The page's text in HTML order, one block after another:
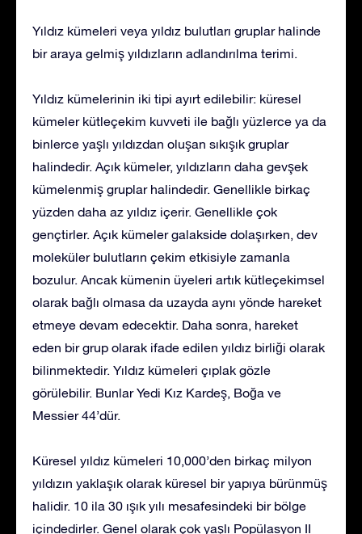
Yıldız kümeleri veya yıldız bulutları gruplar halinde
bir araya gelmiş yıldızların adlandırılma terimi.
Yıldız kümelerinin iki tipi ayırt edilebilir: küresel
kümeler kütleçekim kuvveti ile bağlı yüzlerce ya da
binlerce yaşlı yıldızdan oluşan sıkışık gruplar
halindedir. Açık kümeler, yıldızların daha gevşek
kümelenmiş gruplar halindedir. Genellikle birkaç
yüzden daha az yıldız içerir. Genellikle çok
gençtirler. Açık kümeler galakside dolaşırken, dev
moleküler bulutların çekim etkisiyle zamanla
bozulur. Ancak kümenin üyeleri artık kütleçekimsel
olarak bağlı olmasa da uzayda aynı yönde hareket
etmeye devam edecektir. Daha sonra, hareket
eden bir grup olarak ifade edilen yıldız birliği olarak
bilinmektedir. Yıldız kümeleri çıplak gözle
görülebilir. Bunlar Yedi Kız Kardeş, Boğa ve
Messier 44’dür.
Küresel yıldız kümeleri 10,000’den birkaç milyon
yıldızın yaklaşık olarak küresel bir yapıya bürünmüş
halidir. 10 ila 30 ışık yılı mesafesindeki bir bölge
içindedirler. Genel olarak çok yaşlı Popülasyon II